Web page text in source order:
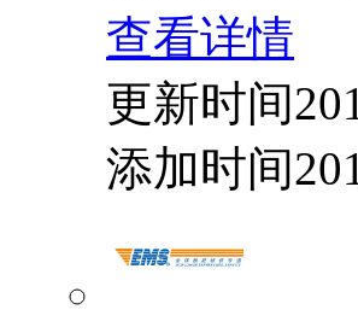
查看详情
更新时间
添加时间